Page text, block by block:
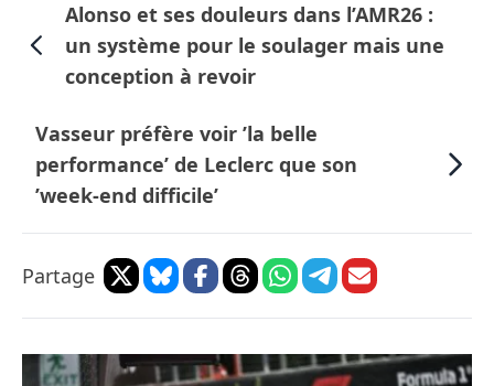
Alonso et ses douleurs dans l’AMR26 :
un système pour le soulager mais une
conception à revoir
Vasseur préfère voir ’la belle
performance’ de Leclerc que son
’week-end difficile’
Partage